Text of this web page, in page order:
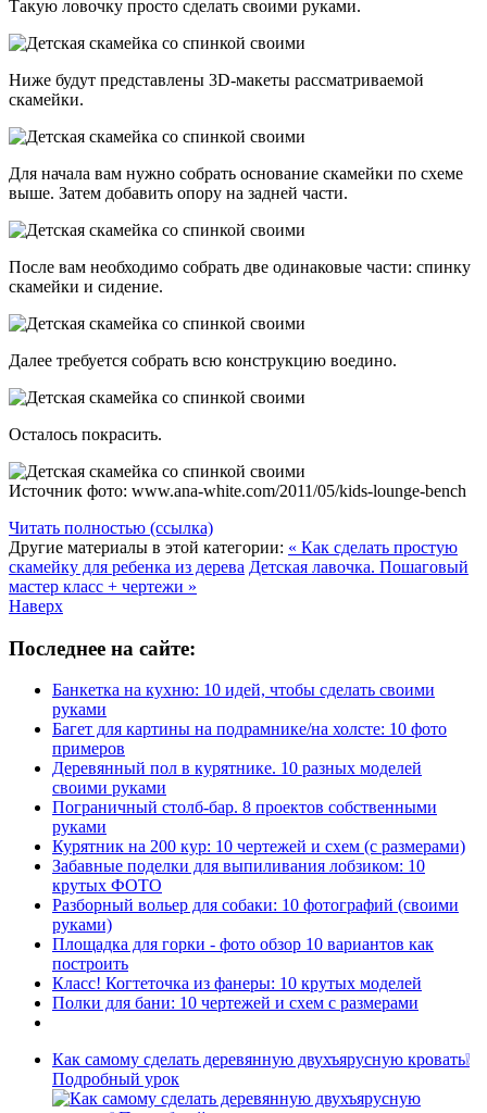
Такую ловочку просто сделать своими руками.
Ниже будут представлены 3D-макеты рассматриваемой
скамейки.
Для начала вам нужно собрать основание скамейки по схеме
выше. Затем добавить опору на задней части.
После вам необходимо собрать две одинаковые части: спинку
скамейки и сидение.
Далее требуется собрать всю конструкцию воедино.
Осталось покрасить.
Источник фото: www.ana-white.com/2011/05/kids-lounge-bench
Читать полностью (ссылка)
Другие материалы в этой категории: « Как сделать простую
скамейку для ребенка из дерева Детская лавочка. Пошаговый
мастер класс + чертежи »
Наверх
Последнее на сайте:
Банкетка на кухню: 10 идей, чтобы сделать своими
руками
Багет для картины на подрамнике/на холсте: 10 фото
примеров
Деревянный пол в курятнике. 10 разных моделей
своими руками
Пограничный столб-бар. 8 проектов собственными
руками
Курятник на 200 кур: 10 чертежей и схем (с размерами)
Забавные поделки для выпиливания лобзиком: 10
крутых ФОТО
Разборный вольер для собаки: 10 фотографий (своими
руками)
Площадка для горки - фото обзор 10 вариантов как
построить
Класс! Когтеточка из фанеры: 10 крутых моделей
Полки для бани: 10 чертежей и схем с размерами
Как самому сделать деревянную двухъярусную кровать❕
Подробный урок